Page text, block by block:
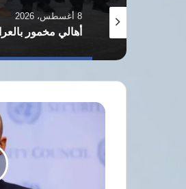
8 أغسطس، 2026
فرنسا
لمجلس